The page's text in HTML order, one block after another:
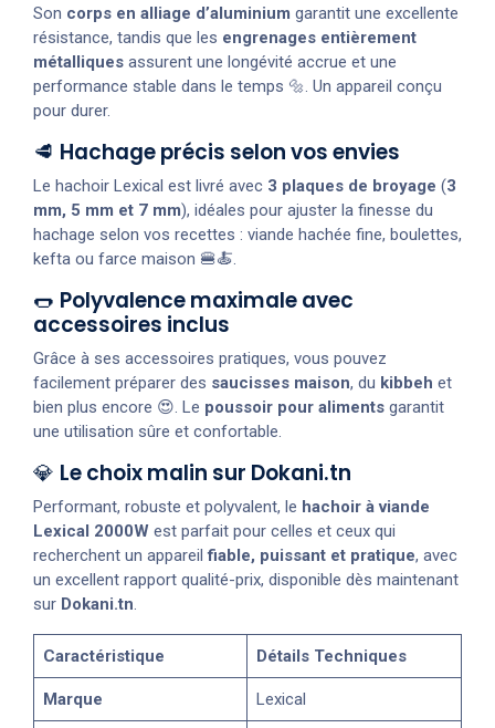
Son corps en alliage d’aluminium garantit une excellente
résistance, tandis que les engrenages entièrement
métalliques assurent une longévité accrue et une
performance stable dans le temps 🔩. Un appareil conçu
pour durer.
🥩 Hachage précis selon vos envies
Le hachoir Lexical est livré avec 3 plaques de broyage (3
mm, 5 mm et 7 mm), idéales pour ajuster la finesse du
hachage selon vos recettes : viande hachée fine, boulettes,
kefta ou farce maison 🍔🍝.
🌭 Polyvalence maximale avec
accessoires inclus
Grâce à ses accessoires pratiques, vous pouvez
facilement préparer des saucisses maison, du kibbeh et
bien plus encore 😍. Le poussoir pour aliments garantit
une utilisation sûre et confortable.
💎 Le choix malin sur Dokani.tn
Performant, robuste et polyvalent, le hachoir à viande
Lexical 2000W est parfait pour celles et ceux qui
recherchent un appareilfiable, puissant et pratique, avec
un excellent rapport qualité-prix, disponible dès maintenant
sur Dokani.tn.
Caractéristique Détails Techniques
Marque Lexical